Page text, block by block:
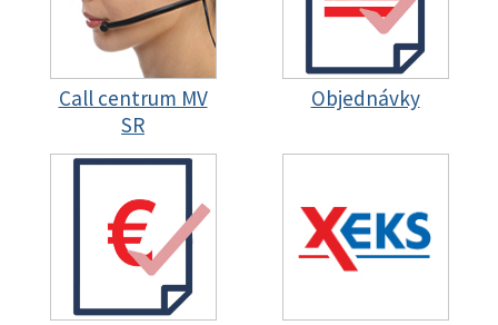
Call centrum MV
SR
Objednávky